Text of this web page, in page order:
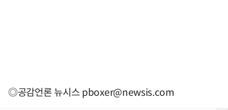
◎공감언론 뉴시스pboxer@newsis.com